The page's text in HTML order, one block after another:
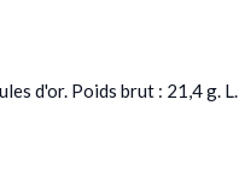
d'or. Poids brut : 21,4 g. L.